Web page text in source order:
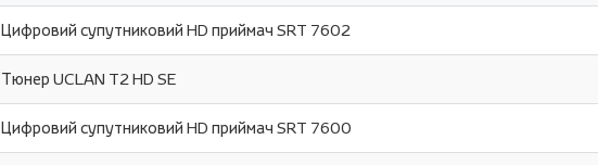
Цифровий супутниковий HD приймач SRT 7602
Тюнер UCLAN T2 HD SE
Цифровий супутниковий HD приймач SRT 7600